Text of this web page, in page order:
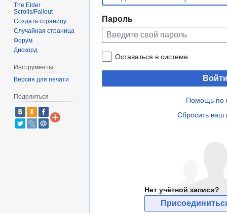
навигации
поиску
Пароль
Оставаться в системе
Помощь по
Сбросить ваш
Нет учётной записи?
The Elder
Scrolls/Fallout
Создать страницу
Случайная страница
Форум
Дискорд
Инструменты
Версия для печати
Поделиться